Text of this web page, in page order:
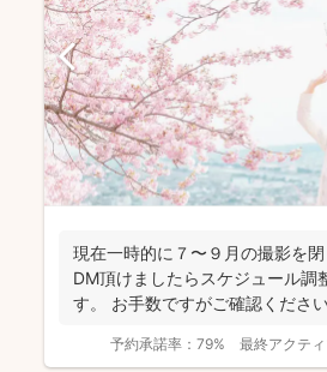
現在一時的に７〜９月の撮影を閉
DM頂けましたらスケジュール調
す。 お手数ですがご確認くださ
予約承諾率： 79% 最終アクティ